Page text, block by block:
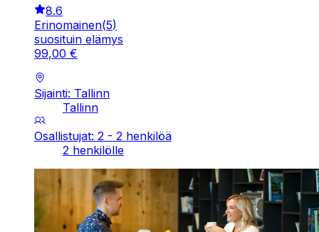
8.6
Erinomainen(5)
suosituin elämys
99,00 €
Sijainti: Tallinn
Tallinn
Osallistujat: 2 - 2 henkilöä
2 henkilölle